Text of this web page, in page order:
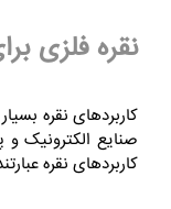
نقره فلزی
کاربردهای نقره
صنایع الکترونیک
کاربردهای نقره